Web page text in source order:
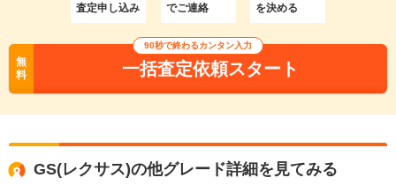
査定申し込み
でご連絡
を決める
無
料
90秒で終わるカンタン入力
一括査定依頼スタート
GS(レクサス)の他グレード詳細を見てみる